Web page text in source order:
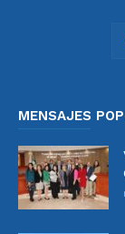
MENSAJES